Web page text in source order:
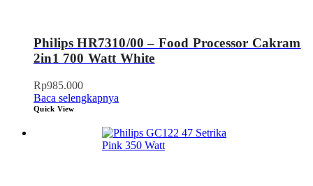
Philips HR7310/00 – Food Processor Cakram
2in1 700 Watt White
Rp985.000
Baca selengkapnya
Quick View